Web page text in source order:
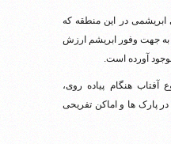
ابریشمی در این منطقه که
به جهت وفور ابریشم ارزش
آورده است.
آفتاب هنگام پیاده روی،
پارک ها و اماکن تفریحی